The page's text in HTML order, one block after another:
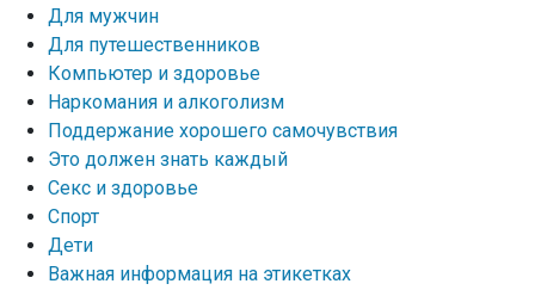
Для мужчин
Для путешественников
Компьютер и здоровье
Наркомания и алкоголизм
Поддержание хорошего самочувствия
Это должен знать каждый
Секс и здоровье
Спорт
Дети
Важная информация на этикетках